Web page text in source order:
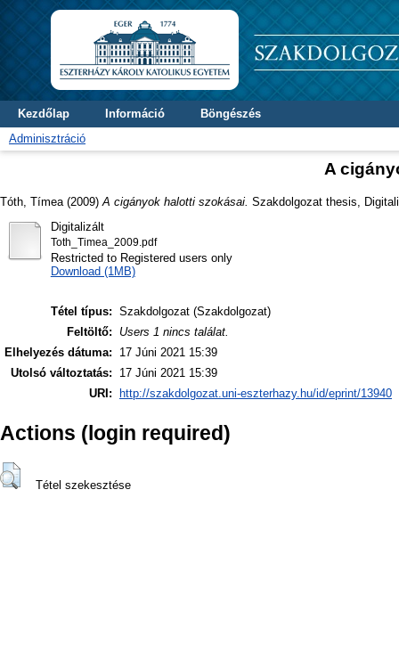
Kezdőlap Információ
Böngészés
Adminisztráció
A
Tóth, Tímea (2009) A cigányok halotti szokásai. Szakdolgozat thesis,
Digitalizált
Toth_Timea_2009.pdf
Restricted to Registered users only
Download (1MB)
Tétel típus: Szakdolgozat (Szakdolgozat)
Feltöltő:
Users 1 nincs találat.
Elhelyezés dátuma:
17 Júni 2021 15:39
Utolsó változtatás:
17 Júni 2021 15:39
URI:
http://szakdolgozat.uni-eszterhazy.hu/id/eprint/13940
Actions (login required)
Tétel szekesztése